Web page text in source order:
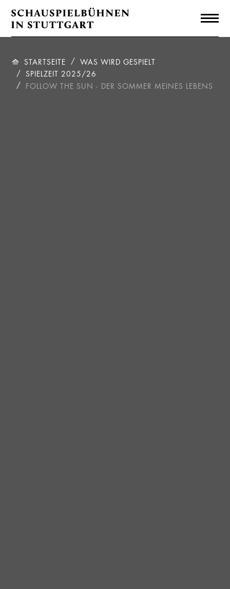
STARTSEITE
WAS WIRD GESPIELT
SPIELZEIT 2025/26
FOLLOW THE SUN - DER SOMMER MEINES LEBENS